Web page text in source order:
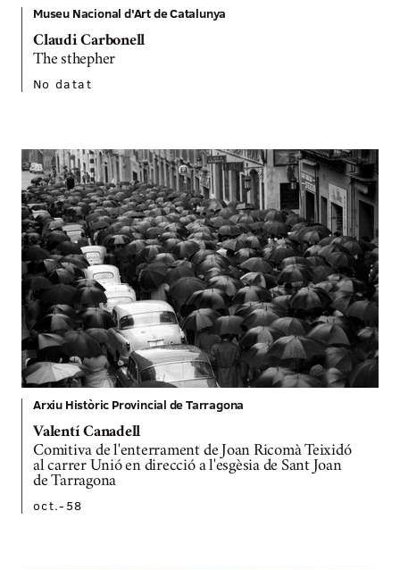
Museu Nacional d'Art de Catalunya
Claudi Carbonell
The sthepher
No datat
Arxiu Històric Provincial de Tarragona
Valentí Canadell
Comitiva de l'enterrament de Joan Ricomà Teixidó
al carrer Unió en direcció a l'esgèsia de Sant Joan
de Tarragona
oct.-58